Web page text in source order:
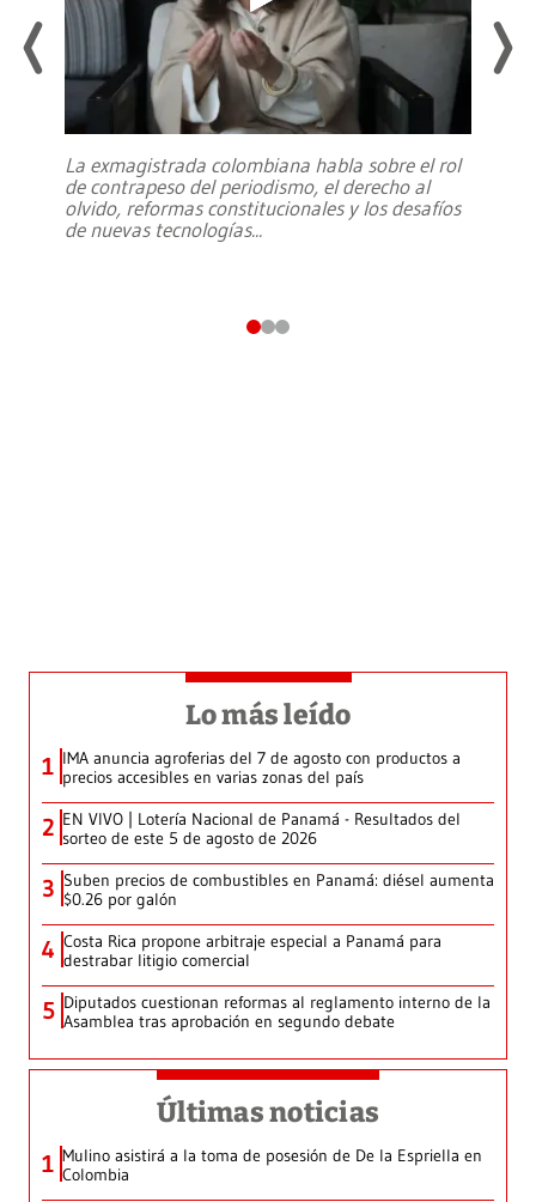
La exmagistrada colombiana habla sobre el rol
de contrapeso del periodismo, el derecho al
olvido, reformas constitucionales y los desafíos
de nuevas tecnologías...
Lo más leído
1 IMA anuncia agroferias del 7 de agosto con productos a
precios accesibles en varias zonas del país
2 EN VIVO | Lotería Nacional de Panamá - Resultados del
sorteo de este 5 de agosto de 2026
3 Suben precios de combustibles en Panamá: diésel aumenta
$0.26 por galón
4 Costa Rica propone arbitraje especial a Panamá para
destrabar litigio comercial
5 Diputados cuestionan reformas al reglamento interno de la
Asamblea tras aprobación en segundo debate
Últimas noticias
1 Mulino asistirá a la toma de posesión de De la Espriella en
Colombia